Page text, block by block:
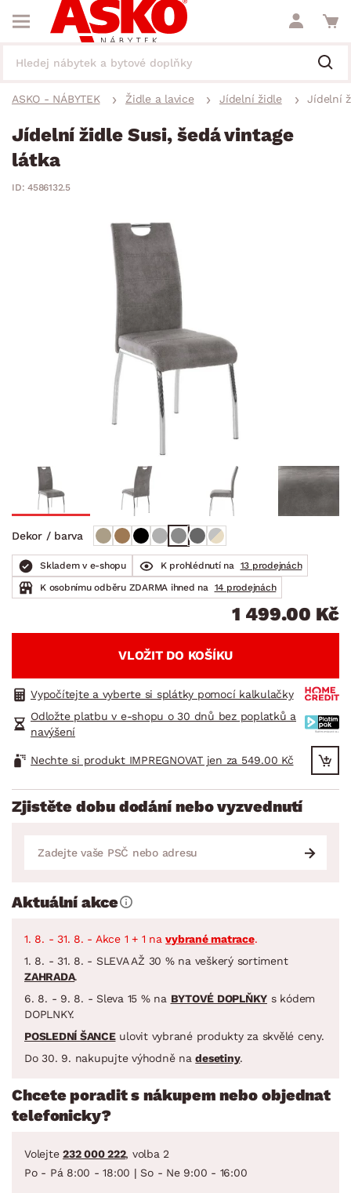
ASKO - NÁBYTEK Židle a lavice Jídelní židle Jídelní
Jídelní židle Susi, šedá vintage
látka
ID: 4586132.5
Dekor / barva
Skladem v e-shopu K prohlédnutí na
13 prodejnách
K osobnímu odběru ZDARMA ihned na
14 prodejnách
1 499.00 Kč
VLOŽIT DO KOŠÍKU
Vypočítejte a vyberte si splátky pomocí kalkulačky
Odložte platbu v e-shopu o 30 dnů bez poplatků a
navýšení
Nechte si produkt IMPREGNOVAT jen za 549.00 Kč
Zjistěte dobu dodání nebo vyzvednutí
Aktuální akce
1. 8. - 31. 8. - Akce 1 + 1 navybrané matrace.
1. 8. - 31. 8. - SLEVA AŽ 30 % na veškerý sortiment
ZAHRADA.
6. 8. - 9. 8. - Sleva 15 % na BYTOVÉ DOPLŇKY s kódem
DOPLNKY.
POSLEDNÍ ŠANCEulovit vybrané produkty za skvělé ceny.
Do 30. 9. nakupujte výhodně nadesetiny.
Chcete poradit s nákupem nebo objednat
telefonicky?
Volejte 232 000 222, volba 2
Po - Pá 8:00 - 18:00 | So - Ne 9:00 - 16:00